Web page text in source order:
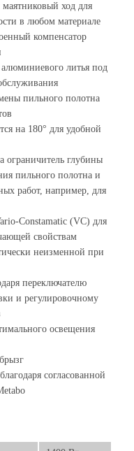
ход для
в любом материале
компенсатор
литья под
пильного полотна
на 180° для удобной
ограничитель глубины
пильного полотна и
работ, например, для
Constamatic (VC) для
свойствам
неизменной при
переключателю
и регулировочному
освещения
согласованной